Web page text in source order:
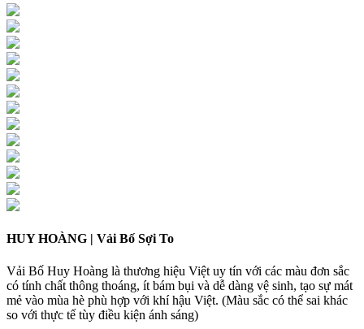
HUY HOÀNG | Vải Bố Sợi To
Vải Bố Huy Hoàng là thương hiệu Việt uy tín với các màu đơn sắc
có tính chất thông thoáng, ít bám bụi và dễ dàng vệ sinh, tạo sự mát
mẻ vào mùa hè phù hợp với khí hậu Việt. (Màu sắc có thể sai khác
so với thực tế tùy điều kiện ánh sáng)